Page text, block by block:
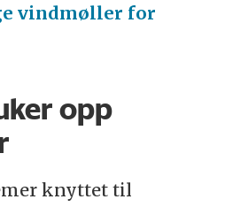
vindmøller for
opp
knyttet til